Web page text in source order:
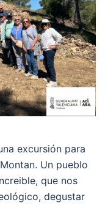
excursión para
Un pueblo
que nos
degustar